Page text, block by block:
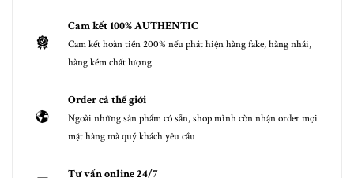
Cam kết 100% AUTHENTIC
Cam kết hoàn tiền 200% nếu phát hiện hàng fake, hàng nhái,
hàng kém chất lượng
Order cả thế giới
Ngoài những sản phẩm có sẵn, shop mình còn nhận order mọi
mặt hàng mà quý khách yêu cầu
Tư vấn online 24/7